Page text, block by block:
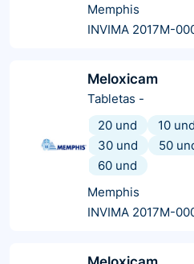
Memphis
INVIMA 2017M-
Meloxicam
Tabletas -
20 und
10 und
30 und
50
60 und
Memphis
INVIMA 2017M-